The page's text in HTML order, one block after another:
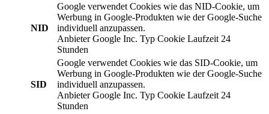
NID
Google verwendet Cookies wie das NID-Cookie, um
Werbung in Google-Produkten wie der Google-Suche
individuell anzupassen.
Anbieter Google Inc. Typ Cookie Laufzeit 24
Stunden
SID
Google verwendet Cookies wie das SID-Cookie, um
Werbung in Google-Produkten wie der Google-Suche
individuell anzupassen.
Anbieter Google Inc. Typ Cookie Laufzeit 24
Stunden